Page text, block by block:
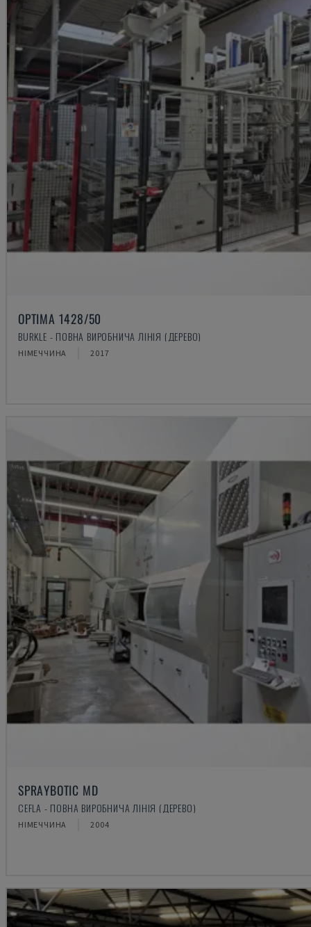
OPTIMA 1428/50
BURKLE - ПОВНА ВИРОБНИЧА ЛІНІЯ (ДЕРЕВО)
НІМЕЧЧИНА 2017
SPRAYBOTIC MD
CEFLA - ПОВНА ВИРОБНИЧА ЛІНІЯ (ДЕРЕВО)
НІМЕЧЧИНА 2004